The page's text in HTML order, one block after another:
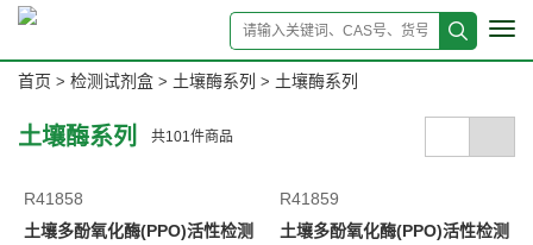
首页 > 检测试剂盒 > 土壤酶系列 > 土壤酶系列
土壤酶系列 共101 件商品
R41858
土壤多酚氧化酶(PPO)活性检测
R41859
土壤多酚氧化酶(PPO)活性检测